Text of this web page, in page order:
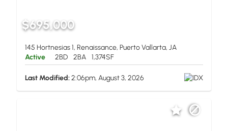
$695,000
145 Hortnesias 1, Renaissance, Puerto Vallarta, JA
Active
2BD 2BA 1,374SF
Last Modified:2:06pm, August 3, 2026